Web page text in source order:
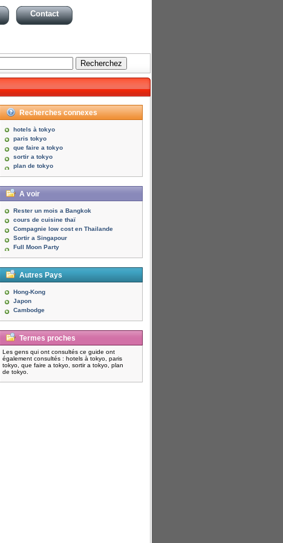
Contact
Recherches connexes
hotels à tokyo
paris tokyo
que faire a tokyo
sortir a tokyo
plan de tokyo
A voir
Rester un mois a Bangkok
cours de cuisine thaï
Compagnie low cost en Thailande
Sortir a Singapour
Full Moon Party
Autres Pays
Hong-Kong
Japon
Cambodge
Termes proches
Les gens qui ont consultés ce guide ont
également consultés : hotels à tokyo, paris
tokyo, que faire a tokyo, sortir a tokyo, plan
de tokyo.